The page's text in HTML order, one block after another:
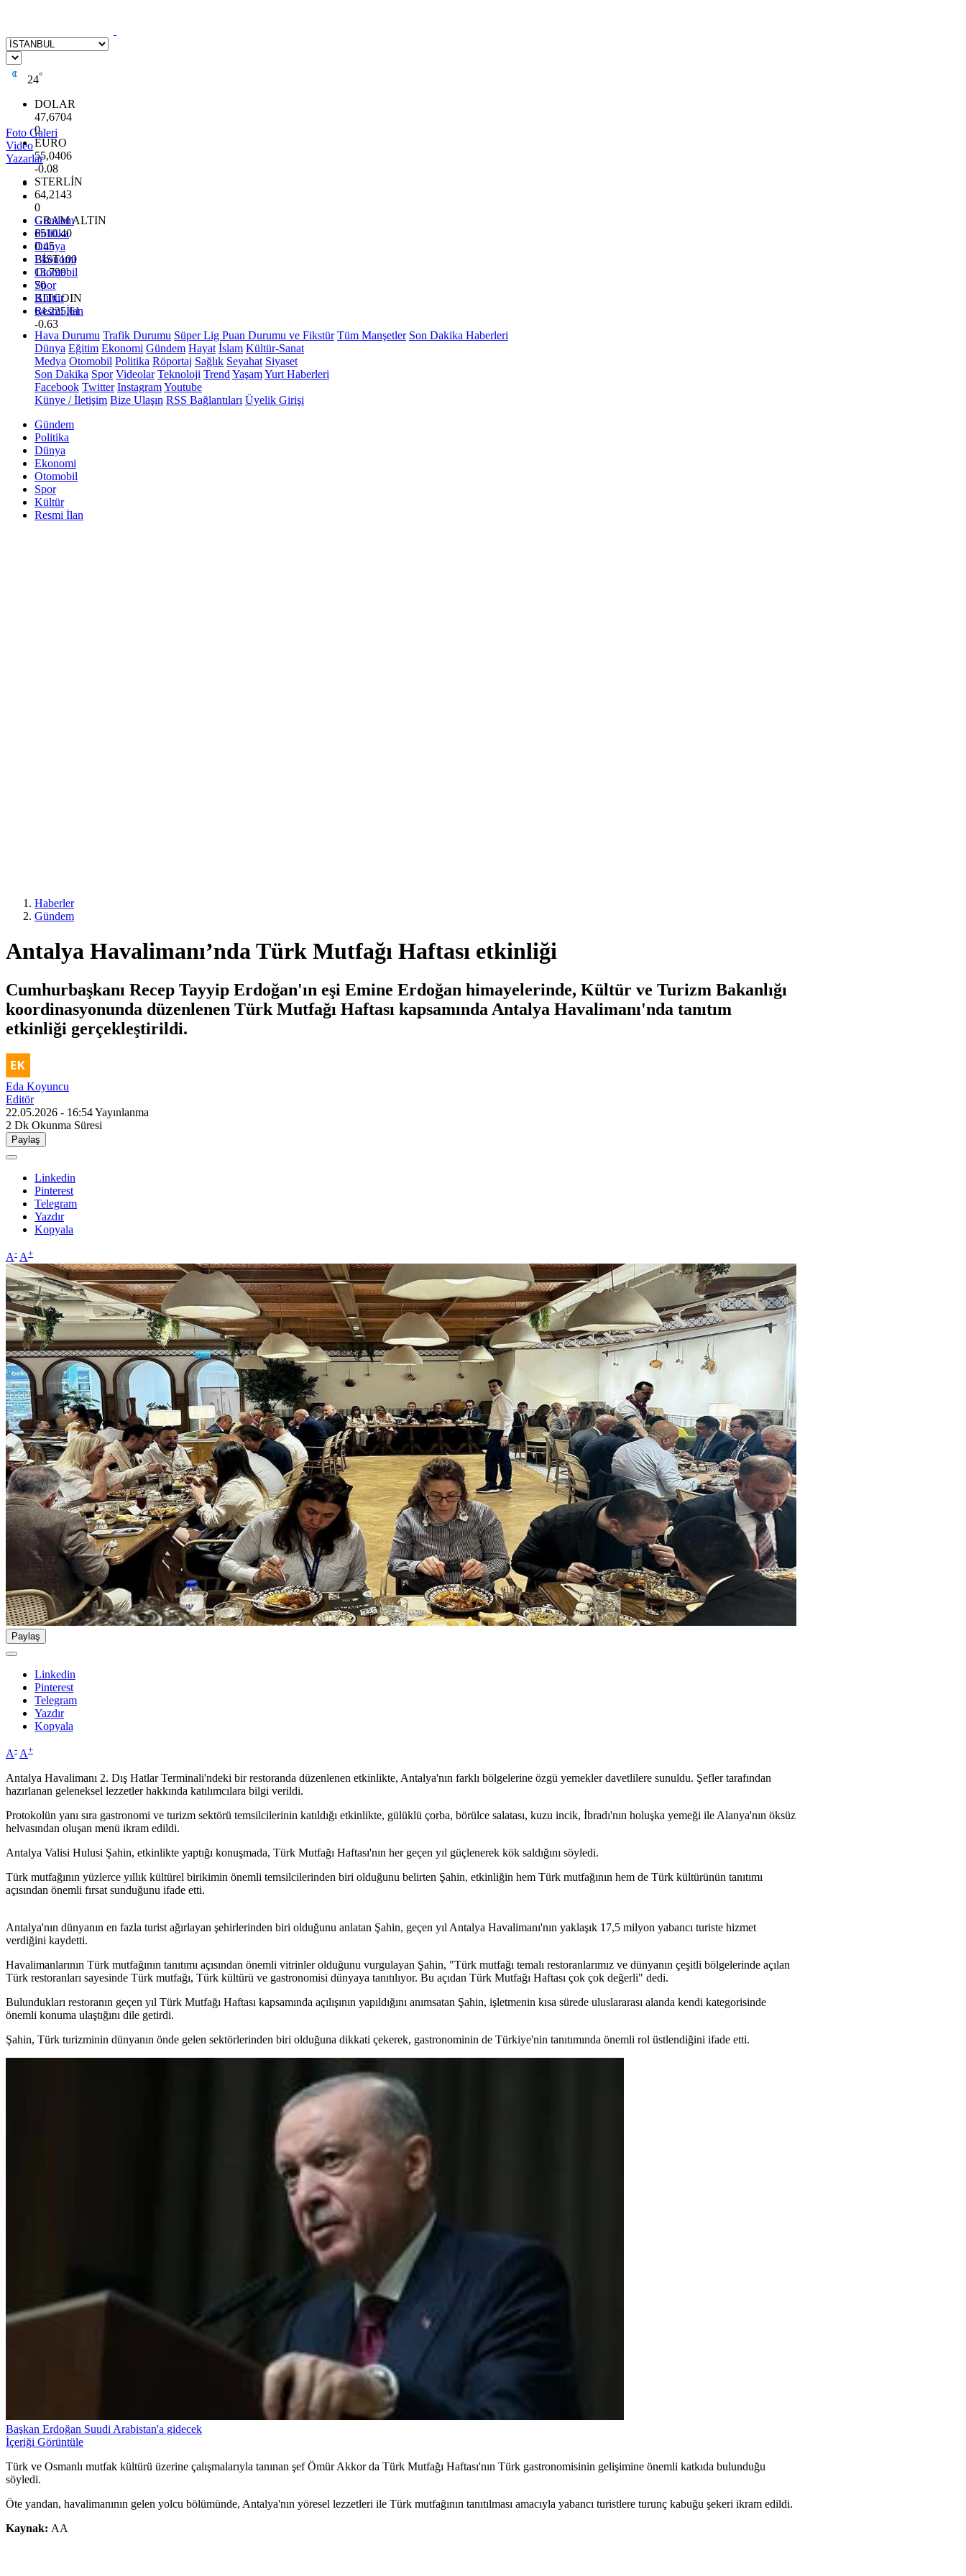
24°
DOLAR
47,6704
0
EURO
55,0406
-0.08
STERLİN
64,2143
0
GRAM ALTIN
6510.40
0.45
BİST100
13.799
70
BITCOIN
64.225,61
-0.63
Foto Galeri
Video
Yazarlar
Gündem
Politika
Dünya
Ekonomi
Otomobil
Spor
Kültür
Resmi İlan
Hava Durumu Trafik Durumu Süper Lig Puan Durumu ve Fikstür Tüm Manşetler Son Dakika Haberleri
Dünya Eğitim Ekonomi Gündem Hayat İslam Kültür-Sanat
Medya Otomobil Politika Röportaj Sağlık Seyahat Siyaset
Son Dakika Spor Videolar Teknoloji Trend YaşamYurt Haberleri
Facebook Twitter InstagramYoutube
Künye / İletişim Bize Ulaşın RSS Bağlantıları Üyelik Girişi
Gündem
Politika
Dünya
Ekonomi
Otomobil
Spor
Kültür
Resmi İlan
Haberler
Gündem
Antalya Havalimanı’nda Türk Mutfağı Haftası etkinliği
Cumhurbaşkanı Recep Tayyip Erdoğan'ın eşi Emine Erdoğan himayelerinde, Kültür ve Turizm Bakanlığı
koordinasyonunda düzenlenen Türk Mutfağı Haftası kapsamında Antalya Havalimanı'nda tanıtım
etkinliği gerçekleştirildi.
Eda Koyuncu
Editör
22.05.2026 - 16:54Yayınlanma
2 Dk Okunma Süresi
Paylaş
Linkedin
Pinterest
Telegram
Yazdır
Kopyala
A- A+
Paylaş
Linkedin
Pinterest
Telegram
Yazdır
Kopyala
A- A+
Antalya Havalimanı 2. Dış Hatlar Terminali'ndeki bir restoranda düzenlenen etkinlikte, Antalya'nın farklı bölgelerine özgü yemekler davetlilere sunuldu. Şefler tarafından
hazırlanan geleneksel lezzetler hakkında katılımcılara bilgi verildi.
Protokolün yanı sıra gastronomi ve turizm sektörü temsilcilerinin katıldığı etkinlikte, gülüklü çorba, börülce salatası, kuzu incik, İbradı'nın holuşka yemeği ile Alanya'nın öksüz
helvasından oluşan menü ikram edildi.
Antalya Valisi Hulusi Şahin, etkinlikte yaptığı konuşmada, Türk Mutfağı Haftası'nın her geçen yıl güçlenerek kök saldığını söyledi.
Türk mutfağının yüzlerce yıllık kültürel birikimin önemli temsilcilerinden biri olduğunu belirten Şahin, etkinliğin hem Türk mutfağının hem de Türk kültürünün tanıtımı
açısından önemli fırsat sunduğunu ifade etti.
Antalya'nın dünyanın en fazla turist ağırlayan şehirlerinden biri olduğunu anlatan Şahin, geçen yıl Antalya Havalimanı'nın yaklaşık 17,5 milyon yabancı turiste hizmet
verdiğini kaydetti.
Havalimanlarının Türk mutfağının tanıtımı açısından önemli vitrinler olduğunu vurgulayan Şahin, "Türk mutfağı temalı restoranlarımız ve dünyanın çeşitli bölgelerinde açılan
Türk restoranları sayesinde Türk mutfağı, Türk kültürü ve gastronomisi dünyaya tanıtılıyor. Bu açıdan Türk Mutfağı Haftası çok çok değerli" dedi.
Bulundukları restoranın geçen yıl Türk Mutfağı Haftası kapsamında açılışının yapıldığını anımsatan Şahin, işletmenin kısa sürede uluslararası alanda kendi kategorisinde
önemli konuma ulaştığını dile getirdi.
Şahin, Türk turizminin dünyanın önde gelen sektörlerinden biri olduğuna dikkati çekerek, gastronominin de Türkiye'nin tanıtımında önemli rol üstlendiğini ifade etti.
Başkan Erdoğan Suudi Arabistan'a gidecek
İçeriği Görüntüle
Türk ve Osmanlı mutfak kültürü üzerine çalışmalarıyla tanınan şef Ömür Akkor da Türk Mutfağı Haftası'nın Türk gastronomisinin gelişimine önemli katkıda bulunduğu
söyledi.
Öte yandan, havalimanının gelen yolcu bölümünde, Antalya'nın yöresel lezzetleri ile Türk mutfağının tanıtılması amacıyla yabancı turistlere turunç kabuğu şekeri ikram edildi.
Kaynak: AA